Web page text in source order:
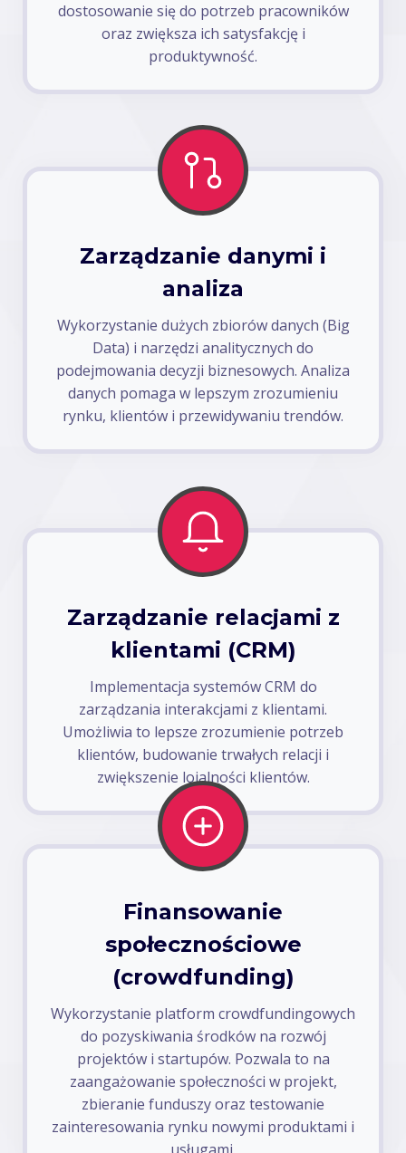
dostosowanie się do potrzeb pracowników
oraz zwiększa ich satysfakcję i
produktywność.
Zarządzanie danymi i
analiza
Wykorzystanie dużych zbiorów danych (Big
Data) i narzędzi analitycznych do
podejmowania decyzji biznesowych. Analiza
danych pomaga w lepszym zrozumieniu
rynku, klientów i przewidywaniu trendów.
Zarządzanie relacjami z
klientami (CRM)
Implementacja systemów CRM do
zarządzania interakcjami z klientami.
Umożliwia to lepsze zrozumienie potrzeb
klientów, budowanie trwałych relacji i
zwiększenie lojalności klientów.
Finansowanie
społecznościowe
(crowdfunding)
Wykorzystanie platform crowdfundingowych
do pozyskiwania środków na rozwój
projektów i startupów. Pozwala to na
zaangażowanie społeczności w projekt,
zbieranie funduszy oraz testowanie
zainteresowania rynku nowymi produktami i